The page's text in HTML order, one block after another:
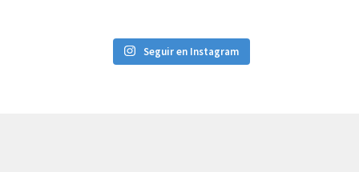
Seguir en Instagram